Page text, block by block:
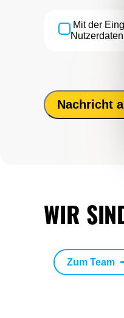
Mit der
Nachricht
WIR
Zum Team